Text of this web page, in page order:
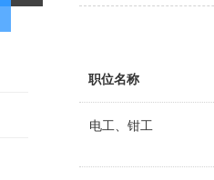
职位名称
电工、钳工